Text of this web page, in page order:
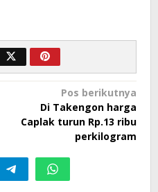
Pos berikutnya
Di Takengon harga
Caplak turun Rp.13 ribu
perkilogram